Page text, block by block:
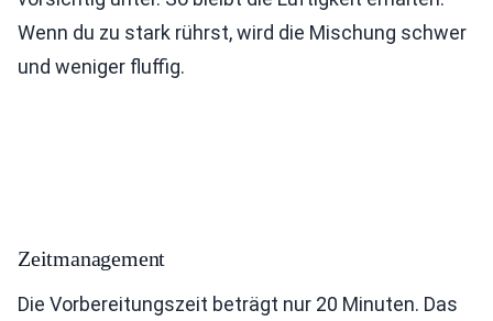
Wenn du zu stark rührst, wird die Mischung schwer
und weniger fluffig.
Zeitmanagement
Die Vorbereitungszeit beträgt nur 20 Minuten. Das